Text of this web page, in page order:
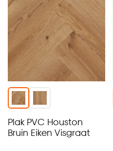
Plak PVC Houston
Bruin Eiken Visgraat